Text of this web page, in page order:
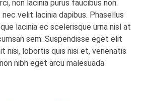
non lacinia purus faucibus non.
nec velit lacinia dapibus. Phasellus
lacinia ec scelerisque urna nisl at
sem. Suspendisse eget elit
nisi, lobortis quis nisi et, venenatis
nibh eget arcu malesuada